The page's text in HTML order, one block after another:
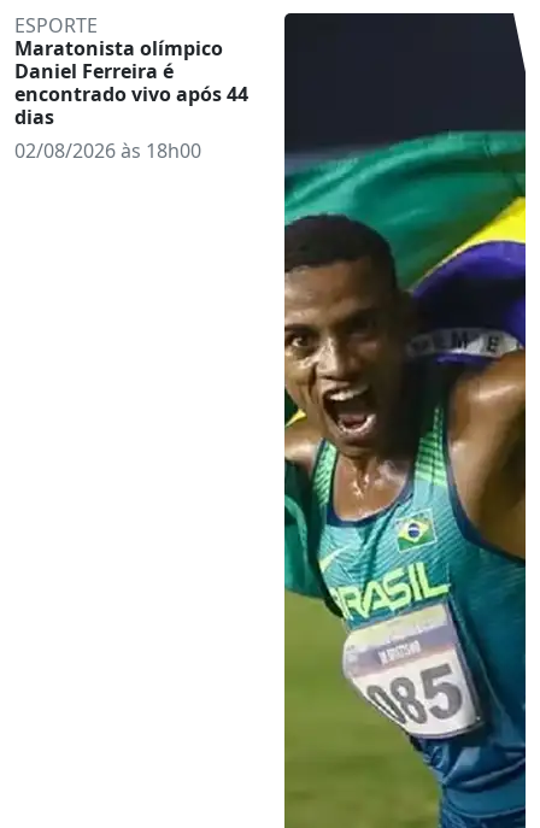
ESPORTE
Maratonista olímpico
Daniel Ferreira é
encontrado vivo após 44
dias
02/08/2026 às 18h00